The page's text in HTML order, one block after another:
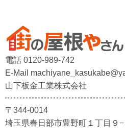
電話 0120-989-742
E-Mail
山下板金工業株式会社
〒344-0014
埼玉県春日部市豊野町１丁目９−